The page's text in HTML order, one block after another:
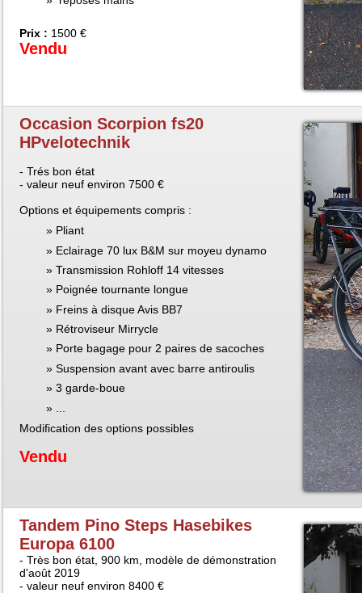
Prix : 1500 €
Vendu
Occasion Scorpion fs20
HPvelotechnik
- Trés bon état
- valeur neuf environ 7500 €
Options et équipements compris :
Pliant
Eclairage 70 lux B&M sur moyeu dynamo
Transmission Rohloff 14 vitesses
Poignée tournante longue
Freins à disque Avis BB7
Rétroviseur Mirrycle
Porte bagage pour 2 paires de sacoches
Suspension avant avec barre antiroulis
3 garde-boue
Modification des options possibles
Vendu
Tandem Pino Steps Hasebikes
Europa 6100
- Très bon état, 900 km, modèle de démonstration
d'août 2019
- valeur neuf environ 8400 €